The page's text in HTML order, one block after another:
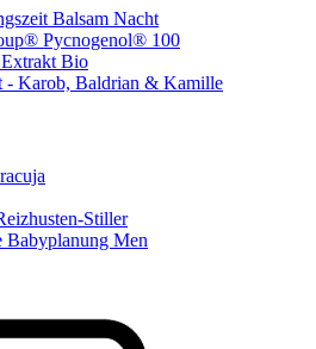
Balsam Nacht
Pycnogenol® 100
Bio
- Karob, Baldrian & Kamille
Stiller
Babyplanung Men